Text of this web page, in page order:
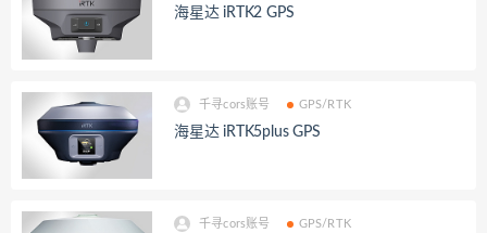
海星达 iRTK2 GPS
千寻cors账号 GPS/RTK
海星达 iRTK5plus GPS
千寻cors账号 GPS/RTK